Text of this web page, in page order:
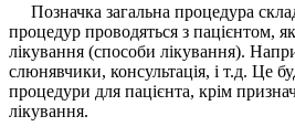
Позначка загальна процедура
процедур проводяться з пацієнтом,
лікування (способи лікування).
слюнявчики, консультація, і т.д. Це
процедури для пацієнта, крім
лікування.